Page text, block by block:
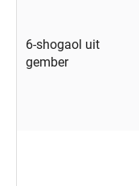
6-shogaol uit
gember